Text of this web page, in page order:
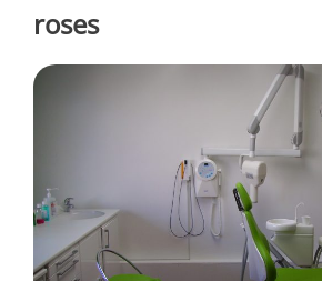
roses